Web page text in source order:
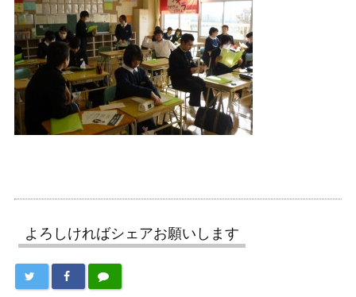
よろしければシェアお願いします